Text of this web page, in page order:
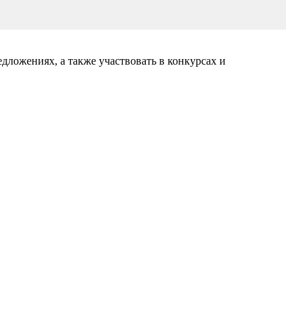
а также участвовать в конкурсах и